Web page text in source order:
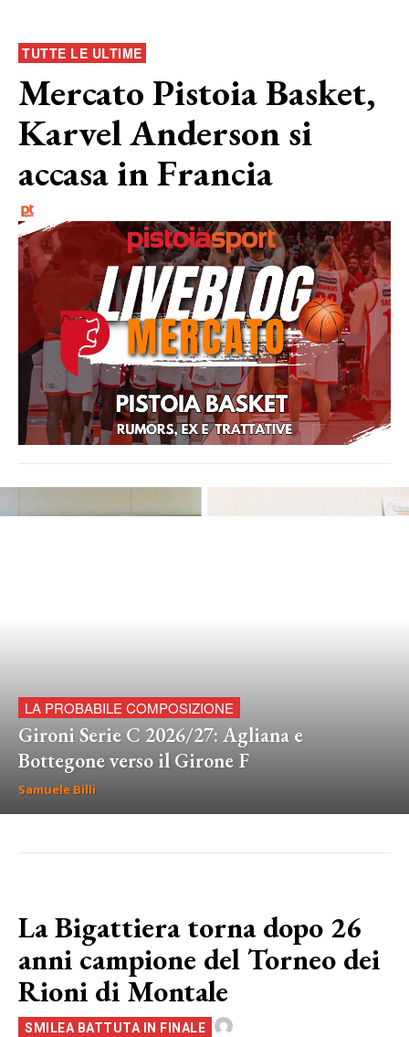
TUTTE LE ULTIME
Mercato Pistoia Basket,
Karvel Anderson si
accasa in Francia
LA PROBABILE COMPOSIZIONE
Gironi Serie C 2026/27: Agliana e
Bottegone verso il Girone F
Samuele Billi
La Bigattiera torna dopo 26
anni campione del Torneo dei
Rioni di Montale
SMILEA BATTUTA IN FINALE